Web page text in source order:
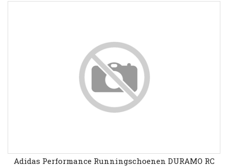
Adidas Performance Runningschoenen DURAMO RC